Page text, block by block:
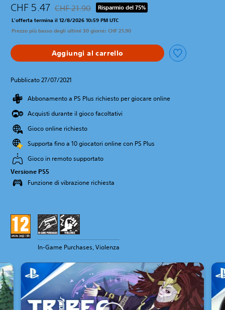
CHF 5.47 Scontato dal prezzo originale di CHF 21.90
CHF 21.90 Risparmio del 75%
L'offerta termina il 12/8/2026 10:59 PM UTC
Prezzo più basso degli ultimi 30 giorni: CHF 21.90
Aggiungi al carrello
Pubblicato 27/07/2021
Abbonamento a PS Plus richiesto per giocare online
Acquisti durante il gioco facoltativi
Gioco online richiesto
Supporta fino a 10 giocatori online con PS Plus
Gioco in remoto supportato
Versione PS5
Funzione di vibrazione richiesta
In-Game Purchases, Violenza